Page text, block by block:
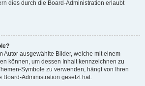
dies durch die Board-Administration erlaubt
Autor ausgewählte Bilder, welche mit einem
können, um dessen Inhalt kennzeichnen zu
Symbole zu verwenden, hängt von Ihren
Board-Administration gesetzt hat.